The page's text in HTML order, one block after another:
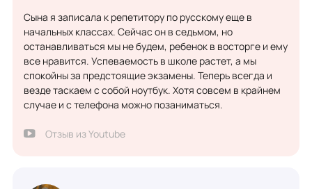
Сына я записала к репетитору по русскому еще в
начальных классах. Сейчас он в седьмом, но
останавливаться мы не будем, ребенок в восторге и ему
все нравится. Успеваемость в школе растет, а мы
спокойны за предстоящие экзамены. Теперь всегда и
везде таскаем с собой ноутбук. Хотя совсем в крайнем
случае и с телефона можно позаниматься.
Отзыв из Youtube